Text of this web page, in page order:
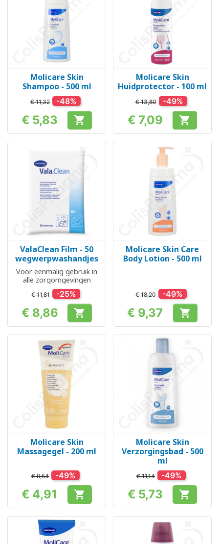
Molicare Skin
Shampoo - 500 ml
€ 11,32 -48%
Prijs
€ 5,83 
Molicare Skin
Huidprotector - 100 ml
€ 13,80 -49%
Prijs
€ 7,09 
ValaClean Film - 50
wegwerpwashandjes
Voor eenmalig gebruik in
alle zorgomgevingen
€ 11,81 -25%
Prijs
€ 8,86 
Molicare Skin Care
Body Lotion - 500 ml
€ 18,20 -49%
Prijs
€ 9,37 
Molicare Skin
Massagegel - 200 ml
€ 9,54 -49%
Prijs
€ 4,91 
Molicare Skin
Verzorgingsbad - 500
ml
€ 11,14 -49%
Prijs
€ 5,73 